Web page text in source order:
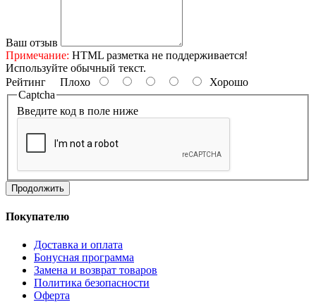
Ваш отзыв
Примечание: HTML разметка не поддерживается!
Используйте обычный текст.
Рейтинг Плохо
Хорошо
Captcha
Введите код в поле ниже
Продолжить
Покупателю
Доставка и оплата
Бонусная программа
Замена и возврат товаров
Политика безопасности
Оферта